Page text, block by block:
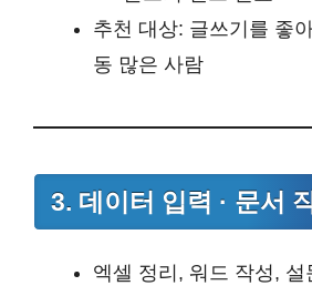
추천 대상: 글쓰기를 좋
동 많은 사람
3. 데이터 입력 · 문서
엑셀 정리, 워드 작성, 설